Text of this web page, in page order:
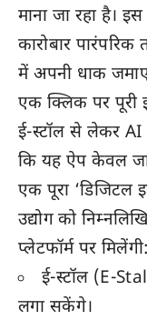
माना जा रहा है।
कारोबार
में अपनी धाक
एक क्लिक पर पूरी
ई-स्टॉल से लेकर AI
कि यह ऐप केवल
एक पूरा ‘डिजिटल
उद्योग को
प्लेटफॉर्म पर मिलेंगी:
ई-स्टॉल (E-
लगा सकेंगे।